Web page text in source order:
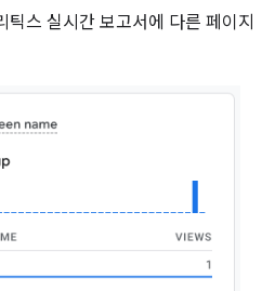
스 실시간 보고서에 다른 페이지